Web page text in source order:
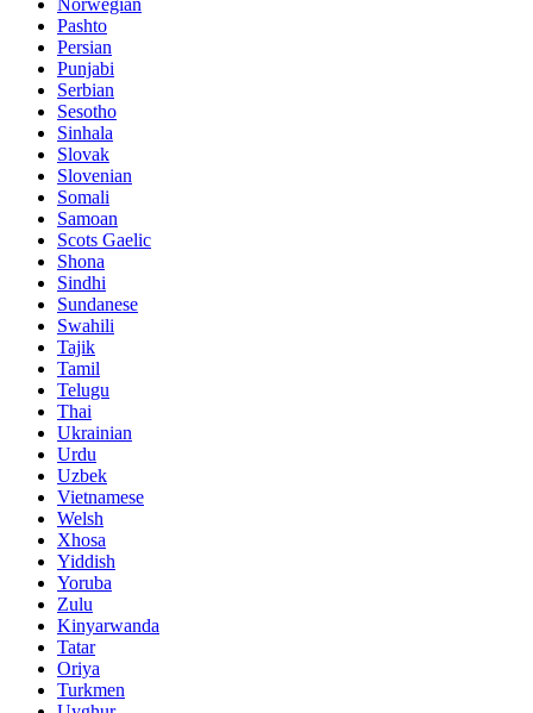
Pashto
Persian
Punjabi
Serbian
Sesotho
Sinhala
Slovak
Slovenian
Somali
Samoan
Scots Gaelic
Shona
Sindhi
Sundanese
Swahili
Tajik
Tamil
Telugu
Thai
Ukrainian
Urdu
Uzbek
Vietnamese
Welsh
Xhosa
Yiddish
Yoruba
Zulu
Kinyarwanda
Tatar
Oriya
Turkmen